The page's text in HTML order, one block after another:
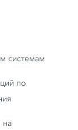
системам
по
на